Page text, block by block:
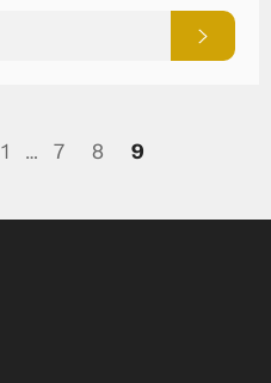
1 … 7 8 9